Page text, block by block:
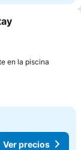
en la piscina
Ver precios